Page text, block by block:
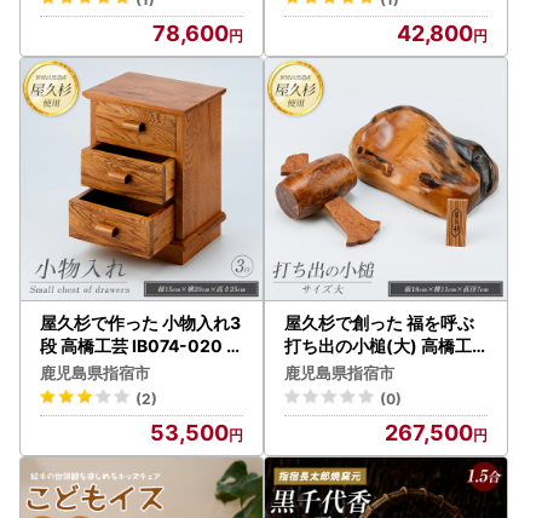
78,600 42,800
屋久杉で作った 小物入れ3
段 高橋工芸 IB074-020 イ
ンテリア インテリア
鹿児島県指宿市
(2)
53,500
屋久杉で創った 福を呼ぶ
打ち出の小槌(大) 高橋工
芸 IB074-018 こづち 工芸
品
鹿児島県指宿市
(0)
267,500